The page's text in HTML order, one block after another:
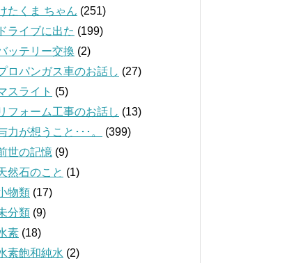
たくま ちゃん (251)
ドライブに出た (199)
ッテリー交換 (2)
ロパンガス車のお話し (27)
スライト (5)
フォーム工事のお話し (13)
力が想うこと･･･。
(399)
世の記憶 (9)
然石のこと (1)
物類 (17)
分類 (9)
素 (18)
素飽和純水 (2)